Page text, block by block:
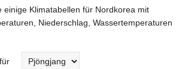
einige Klimatabellen für Nordkorea mit
Niederschlag, Wassertemperaturen
für